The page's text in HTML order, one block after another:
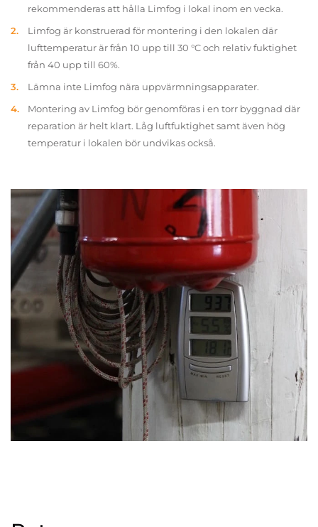
rekommenderas att hålla Limfog i lokal inom en vecka.
Limfog är konstruerad för montering i den lokalen där
lufttemperatur är från 10 upp till 30 °C och relativ fuktighet
från 40 upp till 60%.
Lämna inte Limfog nära uppvärmningsapparater.
Montering av Limfog bör genomföras i en torr byggnad där
reparation är helt klart. Låg luftfuktighet samt även hög
temperatur i lokalen bör undvikas också.